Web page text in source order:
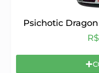
Psichotic
R$